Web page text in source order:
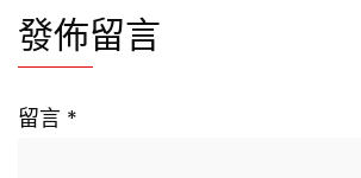
發佈留言
留言 *